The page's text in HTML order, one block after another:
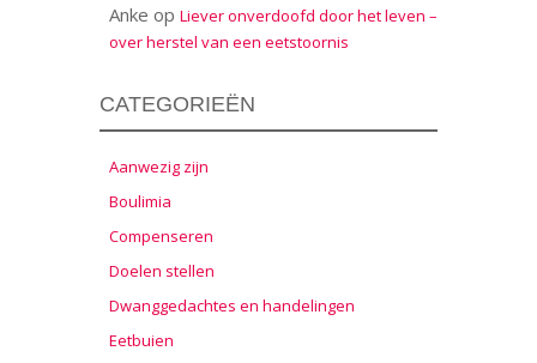
Anke op Liever onverdoofd door het leven –
over herstel van een eetstoornis
CATEGORIEËN
Aanwezig zijn
Boulimia
Compenseren
Doelen stellen
Dwanggedachtes en handelingen
Eetbuien